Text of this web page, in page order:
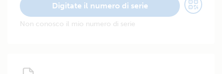
Digitate il numero di serie
Non conosco il mio numero di serie